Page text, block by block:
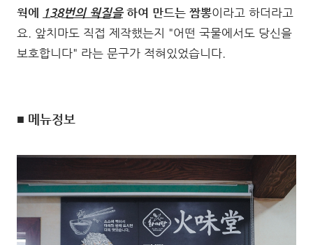
웍에 138번의 웍질을하여 만드는 짬뽕이라고 하더라고
요. 앞치마도 직접 제작했는지 "어떤 국물에서도 당신을
보호합니다" 라는 문구가 적혀있었습니다.
■ 메뉴정보